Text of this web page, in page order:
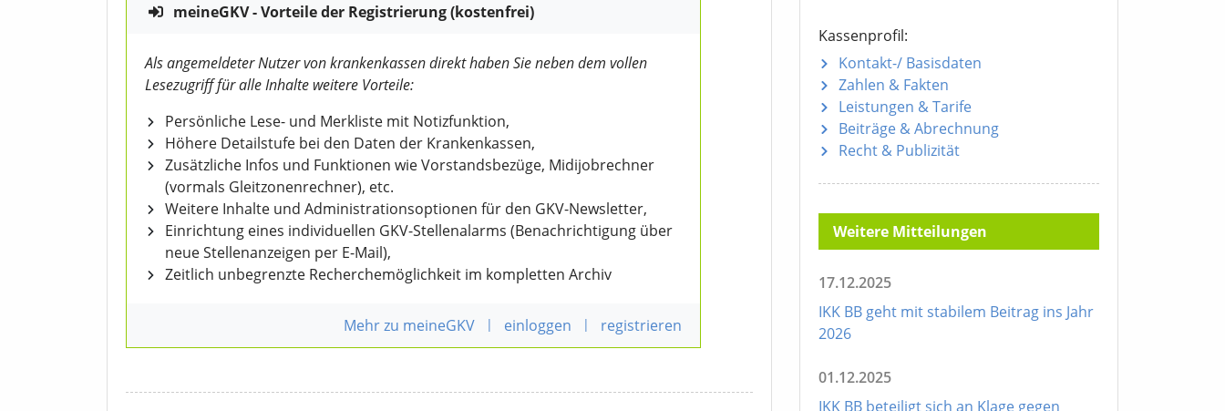
meineGKV - Vorteile der Registrierung (kostenfrei)
Als angemeldeter Nutzer von krankenkassen direkt haben Sie neben dem vollen
Lesezugriff für alle Inhalte weitere Vorteile:
Persönliche Lese- und Merkliste mit Notizfunktion,
Höhere Detailstufe bei den Daten der Krankenkassen,
Zusätzliche Infos und Funktionen wie Vorstandsbezüge, Midijobrechner
(vormals Gleitzonenrechner), etc.
Weitere Inhalte und Administrationsoptionen für den GKV-Newsletter,
Einrichtung eines individuellen GKV-Stellenalarms (Benachrichtigung über
neue Stellenanzeigen per E-Mail),
Zeitlich unbegrenzte Recherchemöglichkeit im kompletten Archiv
Mehr zu meineGKV | einloggen | registrieren
Kassenprofil:
Kontakt-/ Basisdaten
Zahlen & Fakten
Leistungen & Tarife
Beiträge & Abrechnung
Recht & Publizität
Weitere Mitteilungen
17.12.2025
IKK BB geht mit stabilem Beitrag ins Jahr
2026
01.12.2025
IKK BB beteiligt sich an Klage gegen